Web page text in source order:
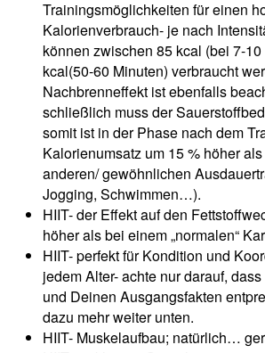
Trainingsmöglichkeiten für einen
Kalorienverbrauch- je nach
können zwischen 85 kcal (bei 7-
kcal(50-60 Minuten) verbraucht
Nachbrenneffekt ist ebenfalls
schließlich muss der
somit ist in der Phase nach dem
Kalorienumsatz um 15 % höher
anderen/ gewöhnlichen
Jogging, Schwimmen…).
HIIT- der Effekt auf den
höher als bei einem „normalen“
HIIT- perfekt für Kondition und
jedem Alter- achte nur darauf,
und Deinen Ausgangsfakten
dazu mehr weiter unten.
HIIT- Muskelaufbau; natürlich…